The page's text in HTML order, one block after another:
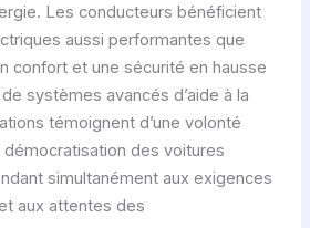
Les conducteurs bénéficient
aussi performantes que
confort et une sécurité en hausse
systèmes avancés d’aide à la
témoignent d’une volonté
démocratisation des voitures
simultanément aux exigences
aux attentes des